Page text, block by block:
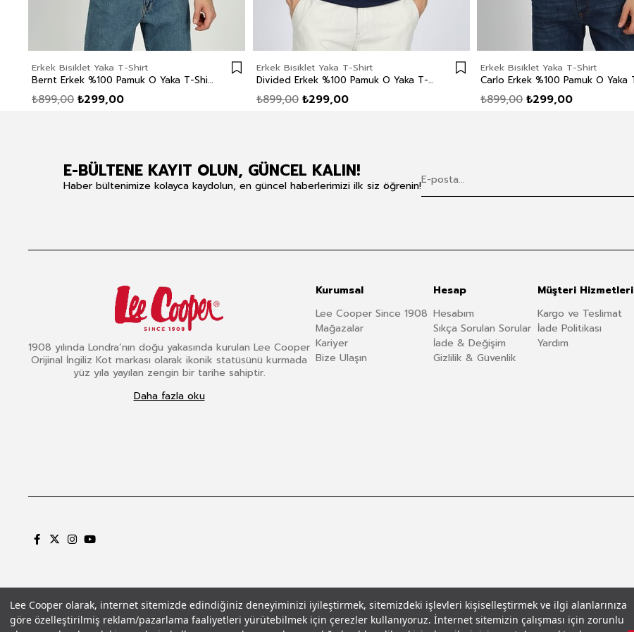
Lee Cooper olarak, internet sitemizde edindiğiniz deneyiminizi iyileştirmek, sitemizdeki işlevleri kişiselleştirmek ve ilgi alanlarınıza
göre özelleştirilmiş reklam/pazarlama faaliyetleri yürütebilmek için çerezler kullanıyoruz. İnternet sitemizin çalışması için zorunlu
Erkek Bisiklet Yaka T-Shirt
Bernt Erkek %100 Pamuk O Yaka T-Shirt Beyaz
₺299,00
₺899,00
Erkek Bisiklet Yaka T-Shirt
Divided Erkek %100 Pamuk O Yaka T-Shirt Lacivert
₺299,00
₺899,00
Erkek Bisiklet Yaka T-Shirt
₺299,00
₺899,00
E-BÜLTENE KAYIT OLUN, GÜNCEL KALIN!
Haber bültenimize kolayca kaydolun, en güncel haberlerimizi ilk siz öğrenin!
1908 yılında Londra’nın doğu yakasında kurulan Lee Cooper
Orijinal İngiliz Kot markası olarak ikonik statüsünü kurmada
yüz yıla yayılan zengin bir tarihe sahiptir.
Daha fazla oku
Kurumsal
Lee Cooper Since 1908
Mağazalar
Kariyer
Bize Ulaşın
Hesap
Hesabım
Sıkça Sorulan Sorular
İade & Değişim
Gizlilik & Güvenlik
Müşteri Hizmetleri
Kargo ve Teslimat
İade Politikası
Yardım
Gizlilik PolitikasıÇerez PolitikasıKVKK Aydınlatma MetniŞartlar ve Koşullar© 2026 Leecooper - Tüm Hakları Saklıdır.